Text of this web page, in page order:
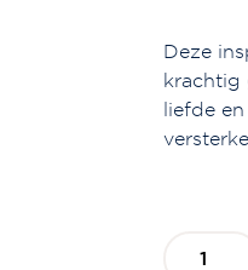
Deze
krachtig
liefde